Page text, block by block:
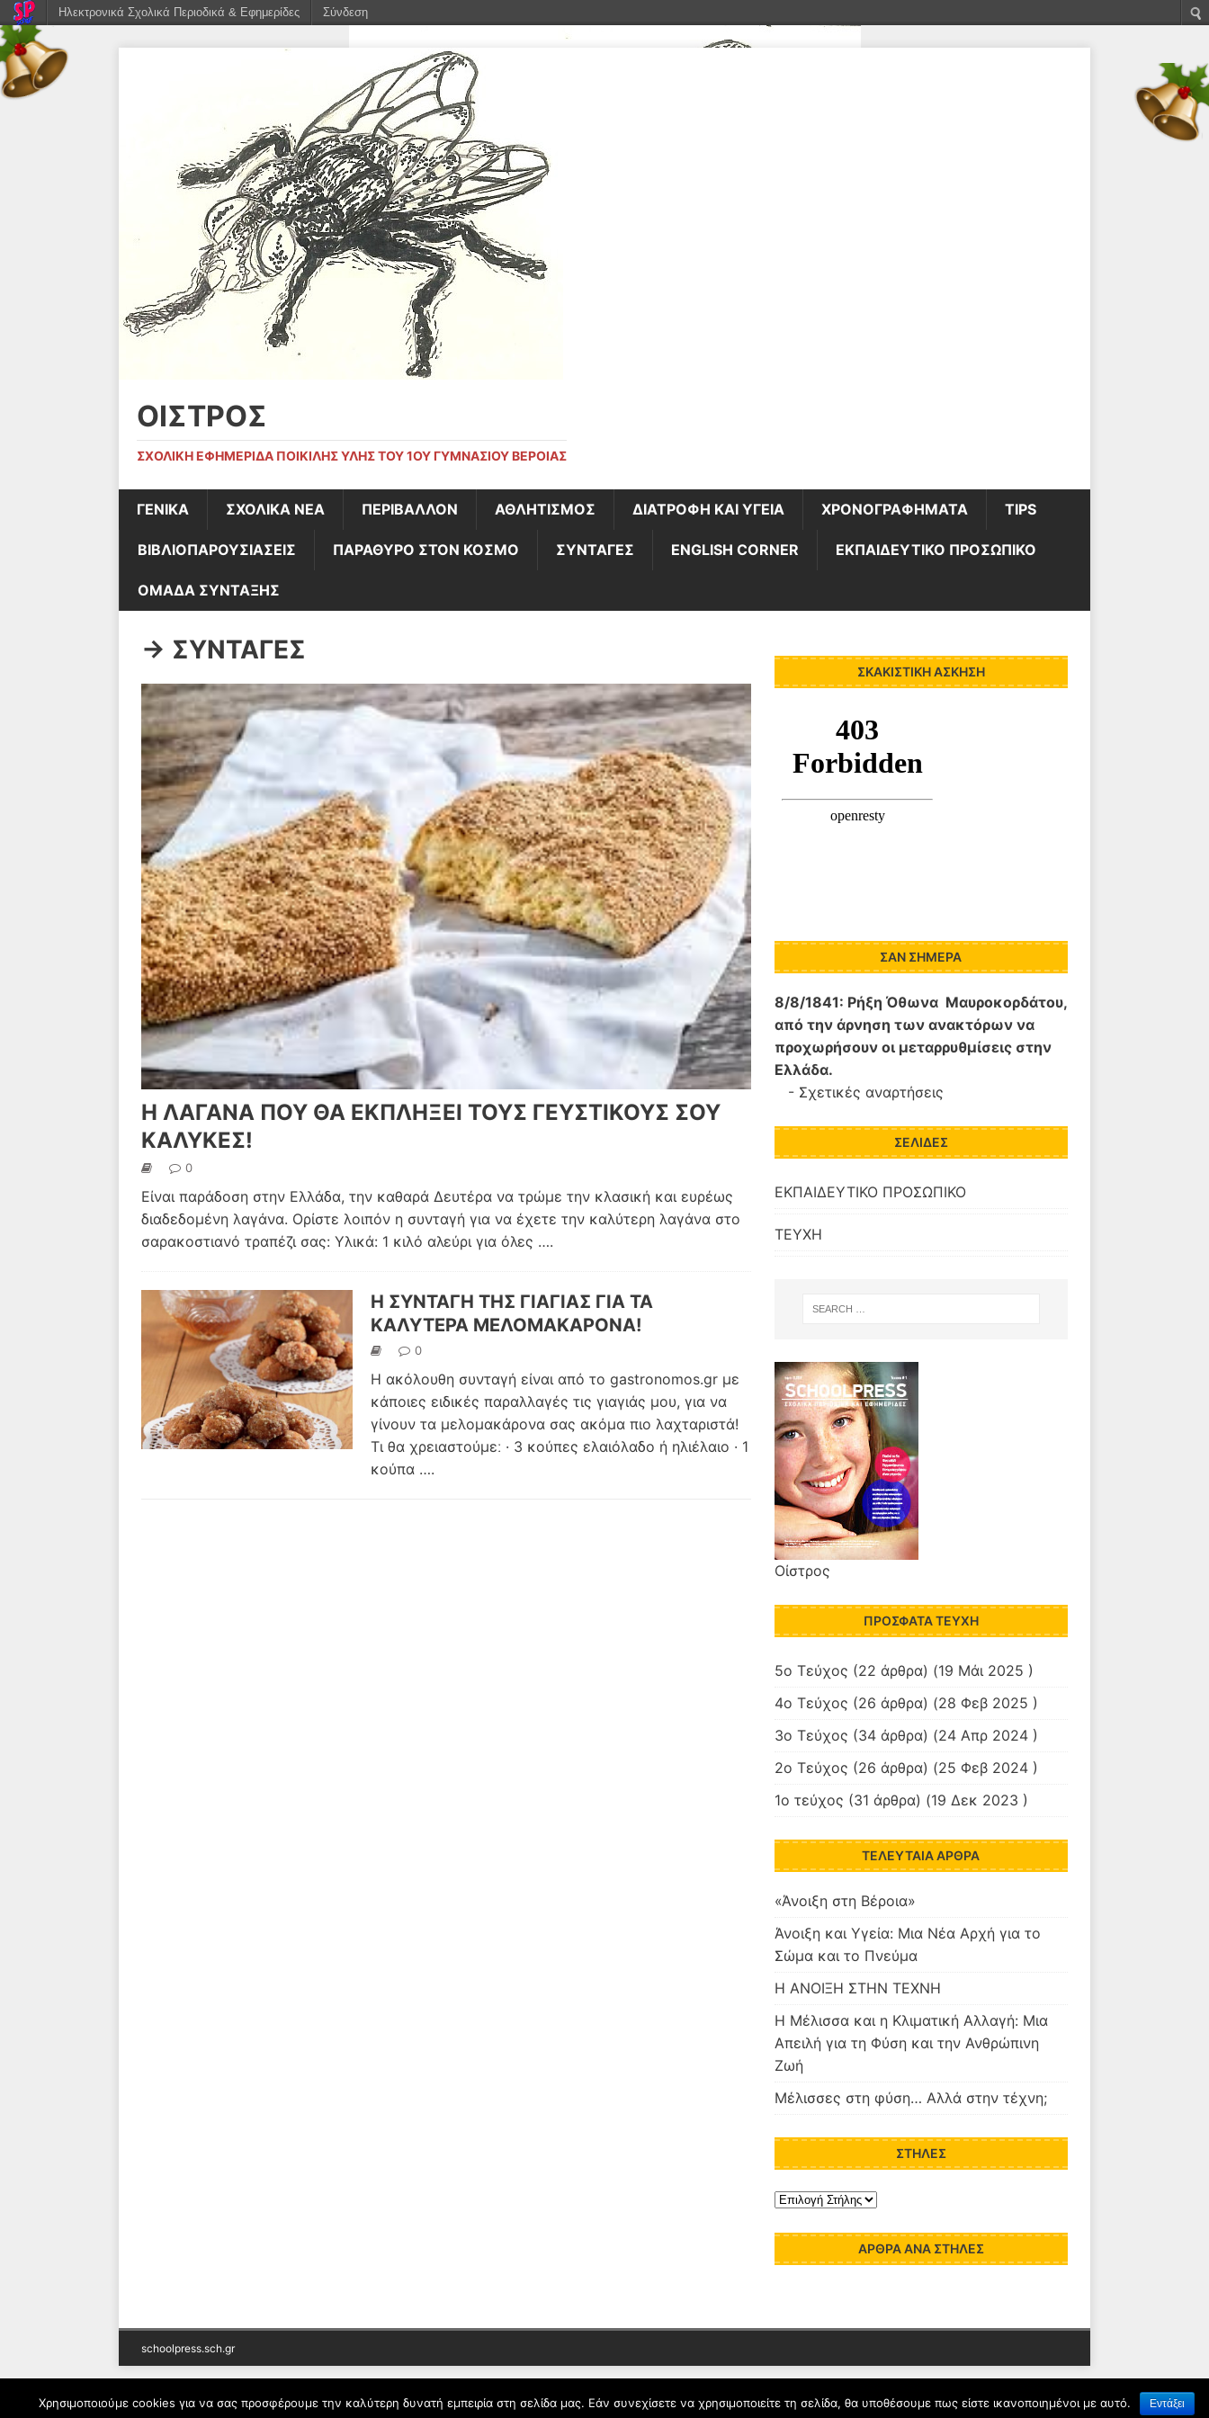
ΟΊΣΤΡΟΣ
ΣΧΟΛΙΚΉ ΕΦΗΜΕΡΊΔΑ ΠΟΙΚΊΛΗΣ ΎΛΗΣ ΤΟΥ 1ΟΥ ΓΥΜΝΑΣΊΟΥ ΒΈΡΟΙΑΣ
ΓΕΝΙΚΆ ΣΧΟΛΙΚΑ ΝΕΑ ΠΕΡΙΒΑΛΛΟΝ ΑΘΛΗΤΙΣΜΟΣ ΔΙΑΤΡΟΦΗ ΚΑΙ ΥΓΕΙΑ ΧΡΟΝΟΓΡΑΦΗΜΑΤΑ TIPS
ΒΙΒΛΙΟΠΑΡΟΥΣΙΑΣΕΙΣ ΠΑΡΑΘΥΡΟ ΣΤΟΝ ΚΟΣΜΟ ΣΥΝΤΑΓΕΣ ENGLISH CORNER ΕΚΠΑΙΔΕΥΤΙΚΟ ΠΡΟΣΩΠΙΚΟ
ΟΜΑΔΑ ΣΥΝΤΑΞΗΣ
-> ΣΥΝΤΑΓΕΣ
Η ΛΑΓΑΝΑ ΠΟΥ ΘΑ ΕΚΠΛΗΞΕΙ ΤΟΥΣ ΓΕΥΣΤΙΚΟΥΣ ΣΟΥ
ΚΑΛΥΚΕΣ!
0
Είναι παράδοση στην Ελλάδα, την καθαρά Δευτέρα να τρώμε την κλασική και ευρέως
διαδεδομένη λαγάνα. Ορίστε λοιπόν η συνταγή για να έχετε την καλύτερη λαγάνα στο
σαρακοστιανό τραπέζι σας: Υλικά: 1 κιλό αλεύρι για όλες ….
Η ΣΥΝΤΑΓΗ ΤΗΣ ΓΙΑΓΙΑΣ ΓΙΑ ΤΑ
ΚΑΛΥΤΕΡΑ ΜΕΛΟΜΑΚΑΡΟΝΑ!
0
Η ακόλουθη συνταγή είναι από το gastronomos.gr με
κάποιες ειδικές παραλλαγές τις γιαγιάς μου, για να
γίνουν τα μελομακάρονα σας ακόμα πιο λαχταριστά!
Τι θα χρειαστούμεː · 3 κούπες ελαιόλαδο ή ηλιέλαιο · 1
κούπα ….
ΣΚΑΚΙΣΤΙΚΉ ΆΣΚΗΣΗ
ΣΑΝ ΣΉΜΕΡΑ
8/8/1841: Ρήξη Όθωνα  Μαυροκορδάτου,
από την άρνηση των ανακτόρων να
προχωρήσουν οι μεταρρυθμίσεις στην
Ελλάδα.
- Σχετικές αναρτήσεις
ΣΕΛΊΔΕΣ
ΕΚΠΑΙΔΕΥΤΙΚΟ ΠΡΟΣΩΠΙΚΟ
ΤΕΥΧΗ
Οίστρος
ΠΡΌΣΦΑΤΑ ΤΕΎΧΗ
5o Τεύχος (22 άρθρα) (19 Μάι 2025 )
4o Τεύχος (26 άρθρα) (28 Φεβ 2025 )
3ο Τεύχος (34 άρθρα) (24 Απρ 2024 )
2ο Τεύχος (26 άρθρα) (25 Φεβ 2024 )
1ο τεύχος (31 άρθρα) (19 Δεκ 2023 )
ΤΕΛΕΥΤΑΊΑ ΆΡΘΡΑ
«Άνοιξη στη Βέροια»
Άνοιξη και Υγεία: Μια Νέα Αρχή για το
Σώμα και το Πνεύμα
Η ΑΝΟΙΞΗ ΣΤΗΝ ΤΕΧΝΗ
Η Μέλισσα και η Κλιματική Αλλαγή: Μια
Απειλή για τη Φύση και την Ανθρώπινη
Ζωή
Μέλισσες στη φύση… Αλλά στην τέχνη;
ΣΤΉΛΕΣ
ΆΡΘΡΑ ΑΝΆ ΣΤΉΛΕΣ
schoolpress.sch.gr
Όροι Χρήσης schoolpress.sch.gr|Δήλωση προσβασιμότητας
Ηλεκτρονικά Σχολικά Περιοδικά & Εφημερίδες Σύνδεση
Χρησιμοποιούμε cookies για να σας προσφέρουμε την καλύτερη δυνατή εμπειρία στη σελίδα μας. Εάν συνεχίσετε να χρησιμοποιείτε τη σελίδα, θα υποθέσουμε πως είστε ικανοποιημένοι με αυτό. Εντάξει